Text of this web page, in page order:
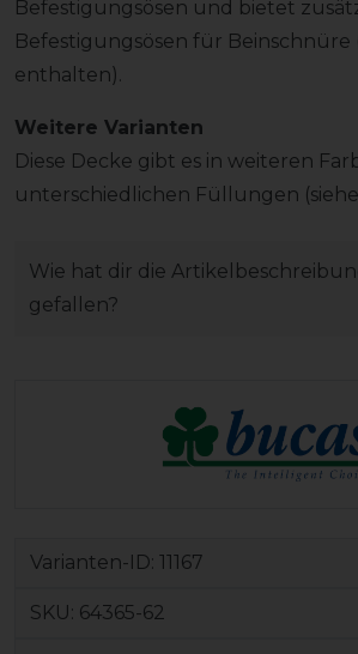
Befestigungsösen und bietet
Befestigungsösen für Beinschnüre
enthalten).
Weitere Varianten
Diese Decke gibt es in weiteren
unterschiedlichen Füllungen
Wie hat dir die
gefallen?
Varianten-ID: 11167
SKU: 64365-62